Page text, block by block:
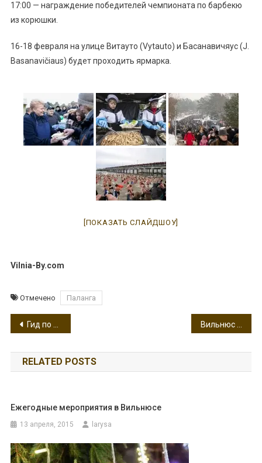
17:00 — награждение победителей чемпионата по барбекю
из корюшки.
16-18 февраля на улице Витауто (Vytauto) и Басанавичяус (J.
Basanavičiaus) будет проходить ярмарка.
[ПОКАЗАТЬ СЛАЙДШОУ]
Vilnia-By.com
Отмечено Паланга
Навигация
по
записям
Гид по рождественским ярмаркам Вильнюса
RELATED POSTS
Ежегодные мероприятия в Вильнюсе
13 апреля, 2015 larysa